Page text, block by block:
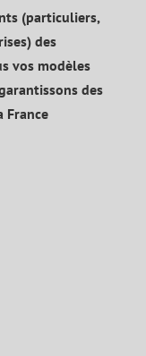
(particuliers,
des
vos modèles
des
France